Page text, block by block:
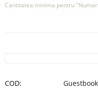
Cantitatea minima pentru
COD: